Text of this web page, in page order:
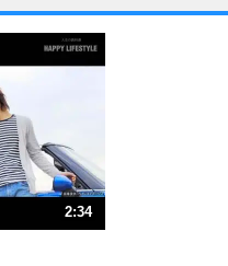
人を見ない。
る30の方法
ない原因は、行動しないから。
30の方法
るもの。2:34